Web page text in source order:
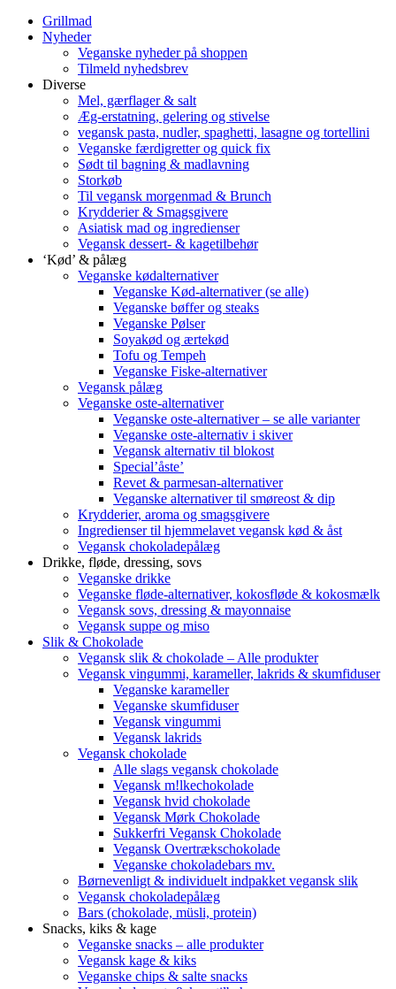
Grillmad
Nyheder
Veganske nyheder på shoppen
Tilmeld nyhedsbrev
Diverse
Mel, gærflager & salt
Æg-erstatning, gelering og stivelse
vegansk pasta, nudler, spaghetti, lasagne og tortellini
Veganske færdigretter og quick fix
Sødt til bagning & madlavning
Storkøb
Til vegansk morgenmad & Brunch
Krydderier & Smagsgivere
Asiatisk mad og ingredienser
Vegansk dessert- & kagetilbehør
‘Kød’ & pålæg
Veganske kødalternativer
Veganske Kød-alternativer (se alle)
Veganske bøffer og steaks
Veganske Pølser
Soyakød og ærtekød
Tofu og Tempeh
Veganske Fiske-alternativer
Vegansk pålæg
Veganske oste-alternativer
Veganske oste-alternativer – se alle varianter
Veganske oste-alternativ i skiver
Vegansk alternativ til blokost
Special’åste’
Revet & parmesan-alternativer
Veganske alternativer til smøreost & dip
Krydderier, aroma og smagsgivere
Ingredienser til hjemmelavet vegansk kød & åst
Vegansk chokoladepålæg
Drikke, fløde, dressing, sovs
Veganske drikke
Veganske fløde-alternativer, kokosfløde & kokosmælk
Vegansk sovs, dressing & mayonnaise
Vegansk suppe og miso
Slik & Chokolade
Vegansk slik & chokolade – Alle produkter
Vegansk vingummi, karameller, lakrids & skumfiduser
Veganske karameller
Veganske skumfiduser
Vegansk vingummi
Vegansk lakrids
Vegansk chokolade
Alle slags vegansk chokolade
Vegansk m!lkechokolade
Vegansk hvid chokolade
Vegansk Mørk Chokolade
Sukkerfri Vegansk Chokolade
Vegansk Overtrækschokolade
Veganske chokoladebars mv.
Børnevenligt & individuelt indpakket vegansk slik
Vegansk chokoladepålæg
Bars (chokolade, müsli, protein)
Snacks, kiks & kage
Veganske snacks – alle produkter
Vegansk kage & kiks
Veganske chips & salte snacks